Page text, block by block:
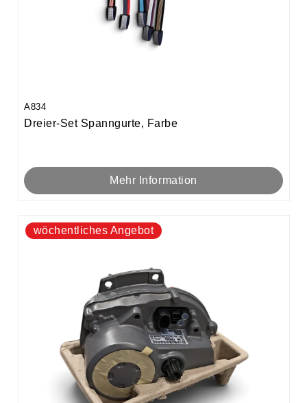
A834
Dreier-Set Spanngurte, Farbe
Mehr Information
wöchentliches Angebot